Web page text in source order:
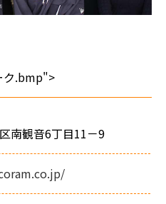
ク.bmp">
南観音6丁目11－9